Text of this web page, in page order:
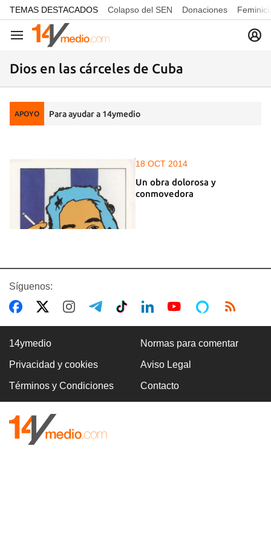
common.go-to-content
TEMAS DESTACADOS Colapso del SEN Donaciones
Navegación
Dios en las cárceles de Cuba
APOYO Para ayudar a 14ymedio
18 OCT 2014
Un obra dolorosa y
conmovedora
Síguenos:
14ymedio Normas para comentar
Privacidad y cookies Aviso Legal
Términos y Condiciones Contacto